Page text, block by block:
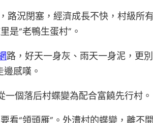
路況閉塞，經濟成長不快，村級
是“老鴨生蛋村”。
路，好天一身灰、雨天一身泥，更
邊感嘆。
一個落后村蝶變為配合富饒先行村。
看“領頭雁”。外漕村的蝶變，離不